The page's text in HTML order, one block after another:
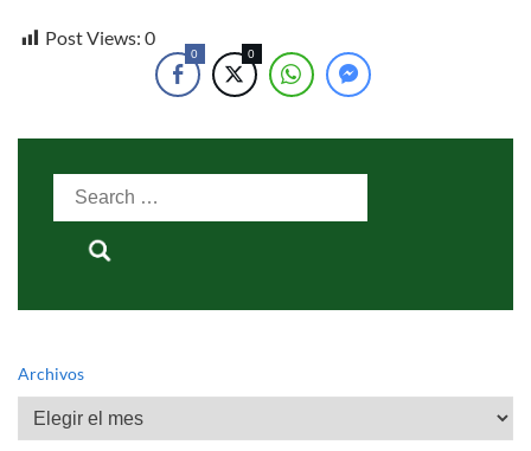
Post Views: 0
0 0
Search
Archivos
Archivos